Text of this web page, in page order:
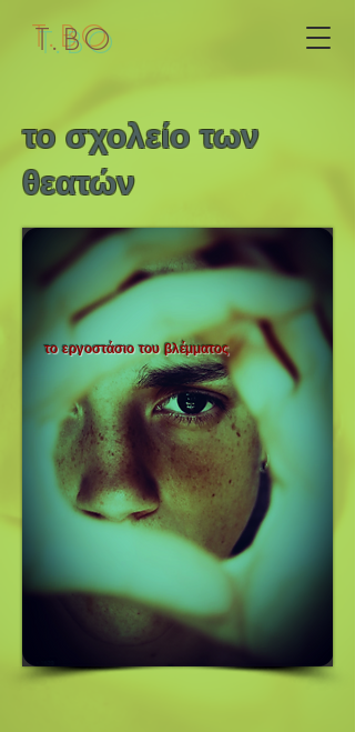
T.BO
το σχολείο των
θεατών
το εργοστάσιο του βλέμματος